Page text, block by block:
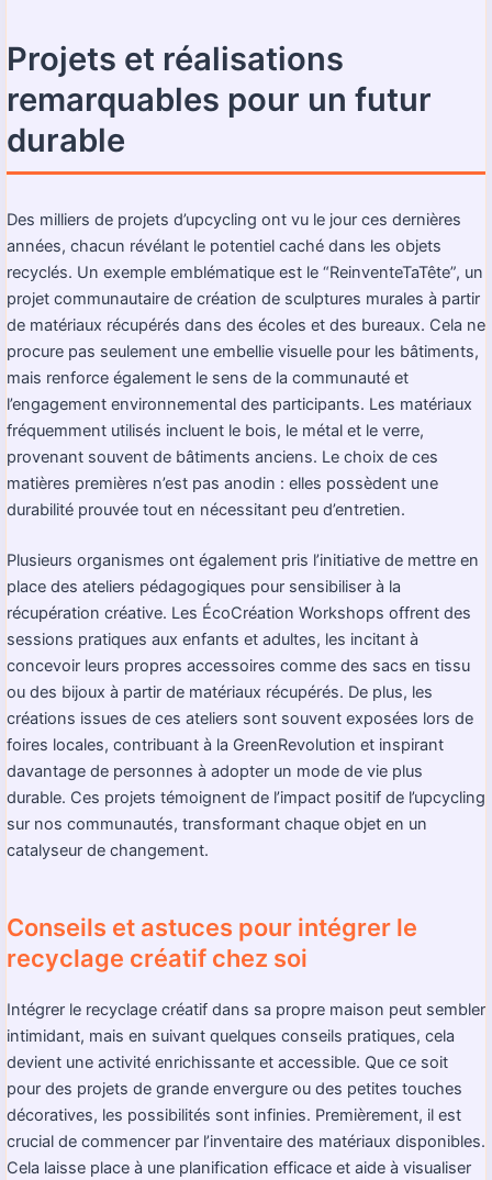
Projets et réalisations
remarquables pour un futur
durable
Des milliers de projets d’upcycling ont vu le jour ces dernières
années, chacun révélant le potentiel caché dans les objets
recyclés. Un exemple emblématique est le “ReinventeTaTête”, un
projet communautaire de création de sculptures murales à partir
de matériaux récupérés dans des écoles et des bureaux. Cela ne
procure pas seulement une embellie visuelle pour les bâtiments,
mais renforce également le sens de la communauté et
l’engagement environnemental des participants. Les matériaux
fréquemment utilisés incluent le bois, le métal et le verre,
provenant souvent de bâtiments anciens. Le choix de ces
matières premières n’est pas anodin : elles possèdent une
durabilité prouvée tout en nécessitant peu d’entretien.
Plusieurs organismes ont également pris l’initiative de mettre en
place des ateliers pédagogiques pour sensibiliser à la
récupération créative. Les ÉcoCréation Workshops offrent des
sessions pratiques aux enfants et adultes, les incitant à
concevoir leurs propres accessoires comme des sacs en tissu
ou des bijoux à partir de matériaux récupérés. De plus, les
créations issues de ces ateliers sont souvent exposées lors de
foires locales, contribuant à la GreenRevolution et inspirant
davantage de personnes à adopter un mode de vie plus
durable. Ces projets témoignent de l’impact positif de l’upcycling
sur nos communautés, transformant chaque objet en un
catalyseur de changement.
Conseils et astuces pour intégrer le
recyclage créatif chez soi
Intégrer le recyclage créatif dans sa propre maison peut sembler
intimidant, mais en suivant quelques conseils pratiques, cela
devient une activité enrichissante et accessible. Que ce soit
pour des projets de grande envergure ou des petites touches
décoratives, les possibilités sont infinies. Premièrement, il est
crucial de commencer par l’inventaire des matériaux disponibles.
Cela laisse place à une planification efficace et aide à visualiser